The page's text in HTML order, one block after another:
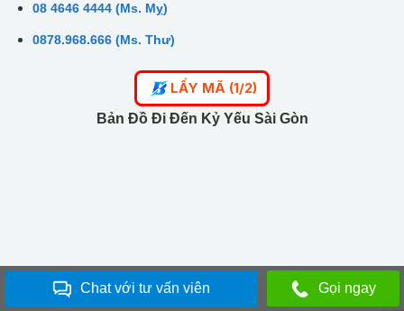
08 4646 4444 (Ms. Mỵ)
0878.968.666 (Ms. Thư)
LẤY MÃ (1/2)
Bản Đồ Đi Đến Kỷ Yếu Sài Gòn
Chat với tư vấn viên Gọi ngay